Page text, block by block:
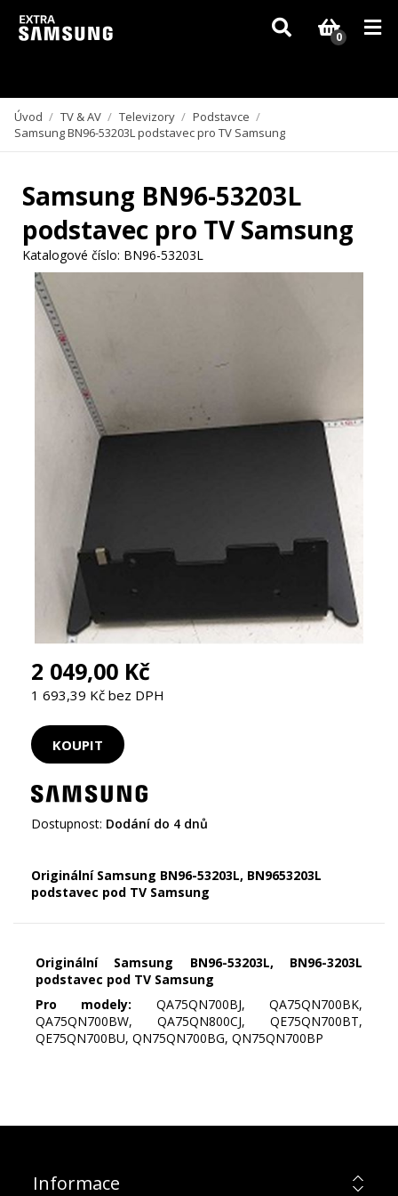
Vzhledem k aktuální situaci se může dodání dílů, které nejsou skladem,
zpozdit. Děkujeme za pochopení.
0
Úvod / TV & AV / Televizory / Podstavce /
Samsung BN96-53203L podstavec pro TV Samsung
Samsung BN96-53203L
podstavec pro TV Samsung
Katalogové číslo: BN96-53203L
2 049,00 Kč
1 693,39 Kč bez DPH
Dostupnost: Dodání do 4 dnů
Originální Samsung BN96-53203L, BN9653203L
podstavec pod TV Samsung
Originální Samsung BN96-53203L, BN96-3203L
podstavec pod TV Samsung
Pro modely: QA75QN700BJ, QA75QN700BK,
QA75QN700BW, QA75QN800CJ, QE75QN700BT,
QE75QN700BU, QN75QN700BG, QN75QN700BP
Informace